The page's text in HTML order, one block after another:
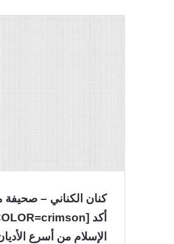
كنان الكناني – صحيفة
الإسلام من أسرع